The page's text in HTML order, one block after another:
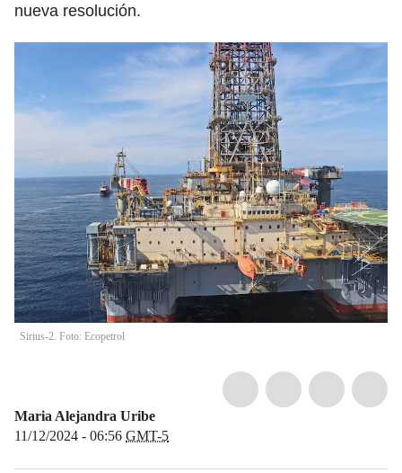
nueva resolución.
Sirius-2. Foto: Ecopetrol
Maria Alejandra Uribe
11/12/2024 - 06:56 GMT-5